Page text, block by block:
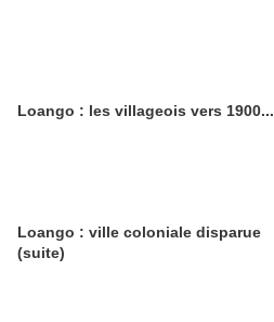
Loango : les villageois vers 1900...
Loango : ville coloniale disparue
(suite)